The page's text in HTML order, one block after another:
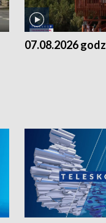
07.08.2026